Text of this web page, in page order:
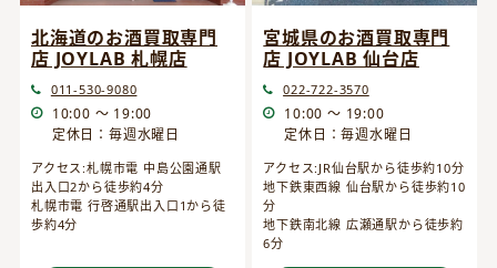
北海道のお酒買取専門
店 JOYLAB 札幌店
011-530-9080
10:00 ～ 19:00
定休日：毎週水曜日
アクセス:札幌市電 中島公園通駅
出入口2から徒歩約4分
札幌市電 行啓通駅出入口1から徒
歩約4分
宮城県のお酒買取専門
店 JOYLAB 仙台店
022-722-3570
10:00 ～ 19:00
定休日：毎週水曜日
アクセス:JR仙台駅から徒歩約10分
地下鉄東西線 仙台駅から徒歩約10
分
地下鉄南北線 広瀬通駅から徒歩約
6分